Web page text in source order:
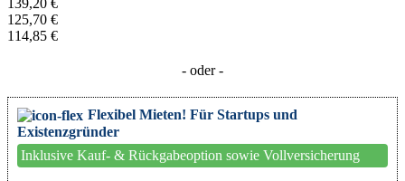
139,20 €
125,70 €
114,85 €
- oder -
Flexibel Mieten! Für Startups und
Existenzgründer
Inklusive Kauf- & Rückgabeoption sowie Vollversicherung